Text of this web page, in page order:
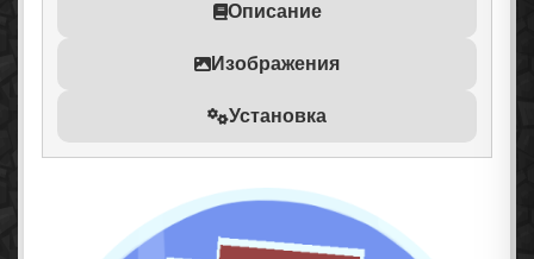
Описание
Изображения
Установка